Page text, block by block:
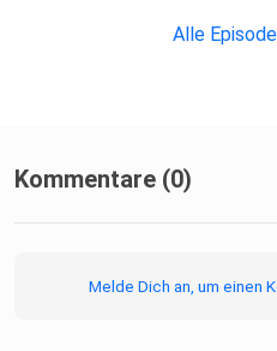
Alle
Kommentare (0)
Melde Dich an, um einen